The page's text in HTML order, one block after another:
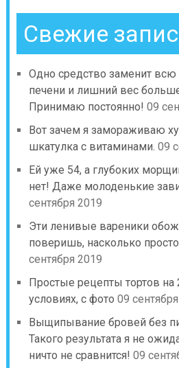
Свежие
Одно средство заменит
печени и лишний вес
Принимаю постоянно! 09
Вот зачем я замораживаю
шкатулка с витаминами. 09
Ей уже 54, а глубоких
нет! Даже молоденькие
сентября 2019
Эти ленивые вареники
поверишь, насколько
сентября 2019
Простые рецепты тортов
условиях, с фото 09
Выщипывание бровей без
Такого результата я не
ничто не сравнится! 09